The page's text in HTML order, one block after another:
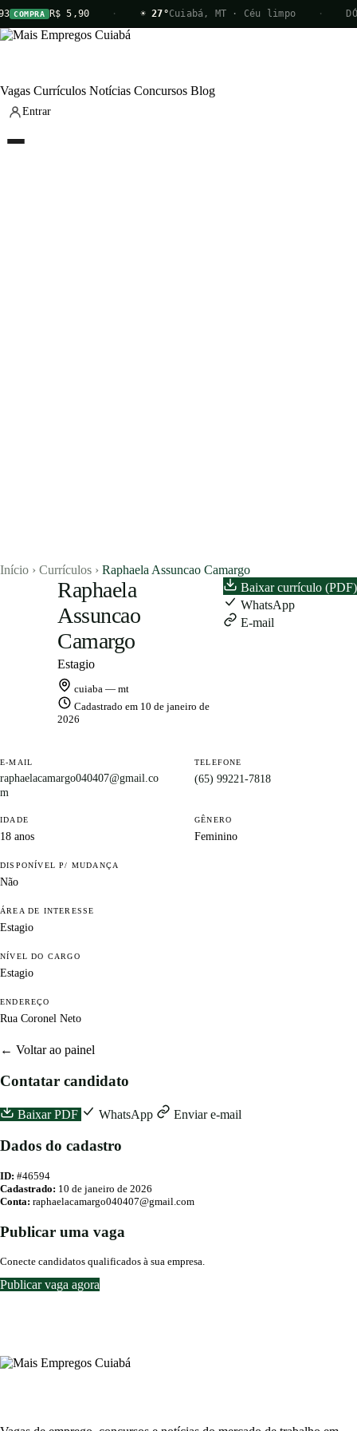
COMPRA R$ 5,90 · ☀ 27°Cuiabá, MT · Céu limpo ·
Vagas Currículos Notícias Concursos Blog
Entrar
Início › Currículos › Raphaela Assuncao Camargo
Raphaela
Assuncao
Camargo
Estagio
cuiaba — mt
Cadastrado em 10 de janeiro de
2026
Baixar currículo (PDF)
WhatsApp
E-mail
E-MAIL
raphaelacamargo040407@gmail.co
m
TELEFONE
(65) 99221-7818
IDADE
18 anos
GÊNERO
Feminino
DISPONÍVEL P/ MUDANÇA
Não
ÁREA DE INTERESSE
Estagio
NÍVEL DO CARGO
Estagio
ENDEREÇO
Rua Coronel Neto
← Voltar ao painel
Contatar candidato
Baixar PDF WhatsApp Enviar e-mail
Dados do cadastro
ID: #46594
Cadastrado: 10 de janeiro de 2026
Conta: raphaelacamargo040407@gmail.com
Publicar uma vaga
Conecte candidatos qualificados à sua empresa.
Publicar vaga agora